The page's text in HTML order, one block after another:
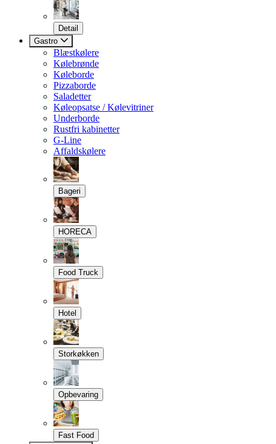
Detail
Gastro
Blæstkølere
Kølebrønde
Køleborde
Pizzaborde
Saladetter
Køleopsatse / Kølevitriner
Underborde
Rustfri kabinetter
G-Line
Affaldskølere
Bageri
HORECA
Food Truck
Hotel
Storkøkken
Opbevaring
Fast Food